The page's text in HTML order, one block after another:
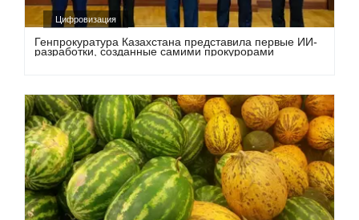
Цифровизация
Генпрокуратура Казахстана представила первые ИИ-
разработки, созданные самими прокурорами